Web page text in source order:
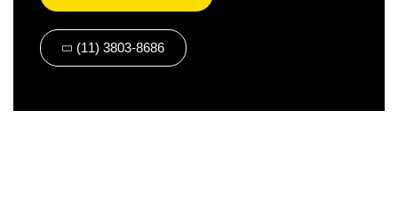
(11) 3803-8686